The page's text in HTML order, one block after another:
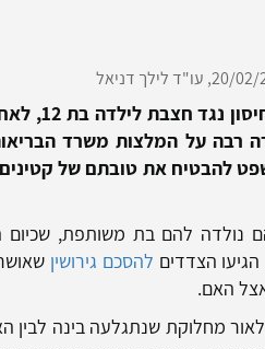
20/02/ עו"ד לילך דניאל
בית המשפט
רבה על המלצות משרד
להבטיח את טובתם של
הצדדים להסכם גירושין
האם.
מחלוקת שנתגלעה בינה לבין